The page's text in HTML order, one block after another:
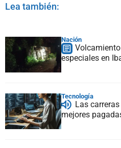
Lea también:
Nación
especiales en
Tecnología
Las
mejores